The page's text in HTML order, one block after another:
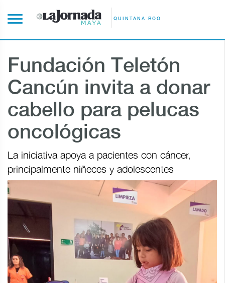
QUINTANA ROO
Fundación Teletón
Cancún invita a donar
cabello para pelucas
oncológicas
La iniciativa apoya a pacientes con cáncer,
principalmente niñeces y adolescentes